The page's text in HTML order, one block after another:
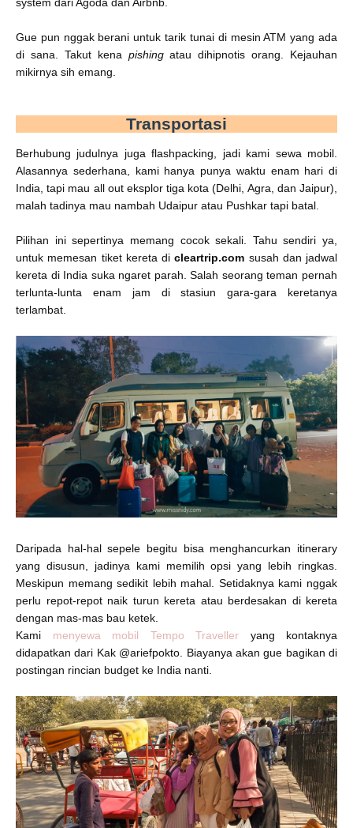
system dari Agoda dan Airbnb.
Gue pun nggak berani untuk tarik tunai di mesin ATM yang ada
di sana. Takut kena pishingatau dihipnotis orang. Kejauhan
mikirnya sih emang.
Transportasi
Berhubung judulnya juga flashpacking, jadi kami sewa mobil.
Alasannya sederhana, kami hanya punya waktu enam hari di
India, tapi mau all out eksplor tiga kota (Delhi, Agra, dan Jaipur),
malah tadinya mau nambah Udaipur atau Pushkar tapi batal.
Pilihan ini sepertinya memang cocok sekali. Tahu sendiri ya,
untuk memesan tiket kereta dicleartrip.com susah dan jadwal
kereta di India suka ngaret parah. Salah seorang teman pernah
terlunta-lunta enam jam di stasiun gara-gara keretanya
terlambat.
Daripada hal-hal sepele begitu bisa menghancurkan itinerary
yang disusun, jadinya kami memilih opsi yang lebih ringkas.
Meskipun memang sedikit lebih mahal. Setidaknya kami nggak
perlu repot-repot naik turun kereta atau berdesakan di kereta
dengan mas-mas bau ketek.
Kami menyewa mobil Tempo Traveller yang kontaknya
didapatkan dari Kak @ariefpokto. Biayanya akan gue bagikan di
postingan rincian budget ke India nanti.